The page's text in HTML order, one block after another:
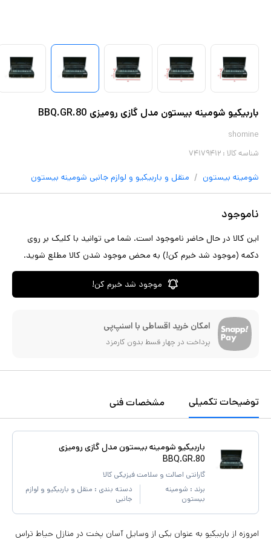
باربیکیو شومینه بیستون مدل گازی رومیزی BBQ.GR.80
shomine
شناسه کالا : ۷۴۱۷۹۴۱۲
شومینه بیستون / منقل و باربیکیو و لوازم جانبی شومینه بیستون
ناموجود
این کالا در حال حاضر ناموجود است. شما می توانید با کلیک بر روی
دکمه (موجود شد خبرم کن!) به محض موجود شدن کالا مطلع شوید.
موجود شد خبرم کن!
امکان خرید اقساطی با اسنپ‌پی
پرداخت در چهار قسط بدون کارمزد
توضیحات تکمیلی مشخصات فنی
باربیکیو شومینه بیستون مدل گازی رومیزی
BBQ.GR.80
گارانتی اصالت و سلامت فیزیکی کالا
برند : شومینه
بیستون
دسته بندی : منقل و باربیکیو و لوازم
جانبی
امروزه از باربیکیو به عنوان یکی از وسایل آسان پخت در منازل حیاط تراس